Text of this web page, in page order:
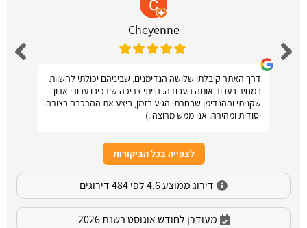
Cheyenne
דרך האתר קיבלתי שלושה הנדימנים, שביניהם יכולתי להשוות
במחיר בעבור אותה העבודה. הייתי צריכה שירכיבו עבורי ארון
שקניתי וההנדימן שבחרתי הגיע בזמן, ביצע את ההרכבה בצורה
יסודית ומהירה. אני ממש מרוצה :)
לצפייה בכל הביקורות
דירוג ממוצע 4.6 לפי 484 דירוגים
מעודכן לחודש אוגוסט בשנת 2026